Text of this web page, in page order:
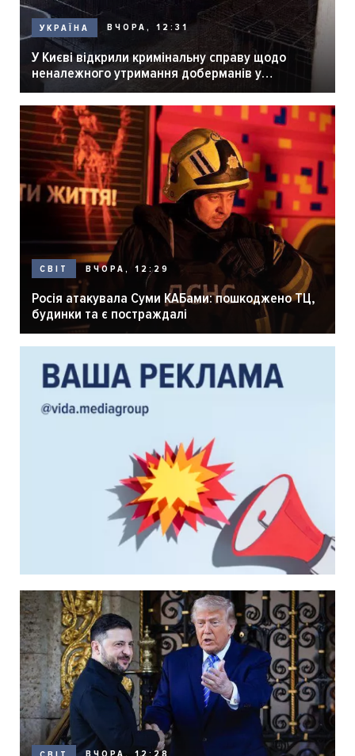
УКРАЇНА ВЧОРА, 12:31
У Києві відкрили кримінальну справу щодо
неналежного утримання доберманів у
розпліднику
СВІТ ВЧОРА, 12:29
Росія атакувала Суми КАБами: пошкоджено ТЦ,
будинки та є постраждалі